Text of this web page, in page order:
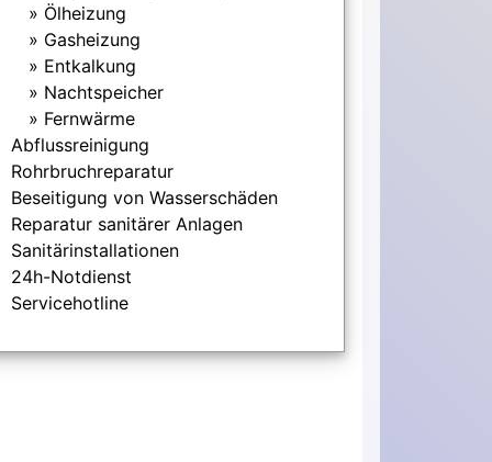
Ölheizung
Gasheizung
Entkalkung
Nachtspeicher
Fernwärme
Abflussreinigung
Rohrbruchreparatur
Beseitigung von Wasserschäden
Reparatur sanitärer Anlagen
Sanitärinstallationen
24h-Notdienst
Servicehotline